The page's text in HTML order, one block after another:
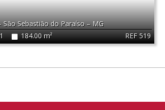
REF 519
São Sebastião do Paraíso–MG
184.00 m²